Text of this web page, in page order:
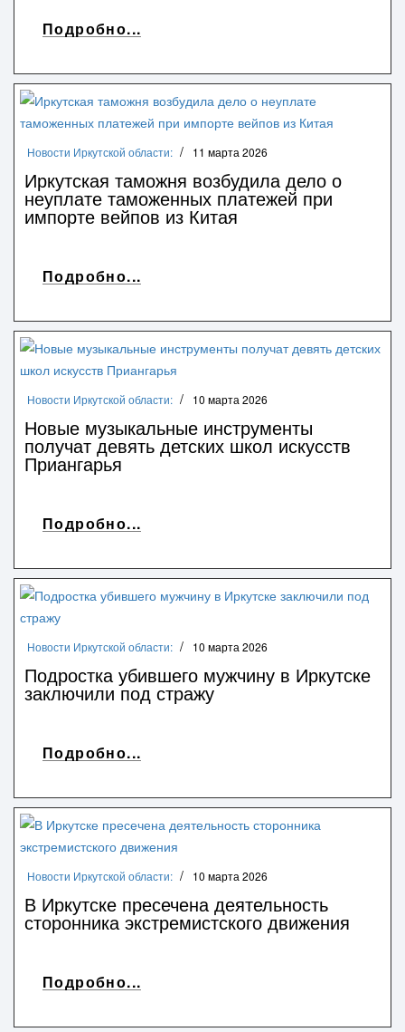
Подробно...
Новости Иркутской области: 11 марта 2026
Иркутская таможня возбудила дело о
неуплате таможенных платежей при
импорте вейпов из Китая
Подробно...
Новости Иркутской области: 10 марта 2026
Новые музыкальные инструменты
получат девять детских школ искусств
Приангарья
Подробно...
Новости Иркутской области: 10 марта 2026
Подростка убившего мужчину в Иркутске
заключили под стражу
Подробно...
Новости Иркутской области: 10 марта 2026
В Иркутске пресечена деятельность
сторонника экстремистского движения
Подробно...